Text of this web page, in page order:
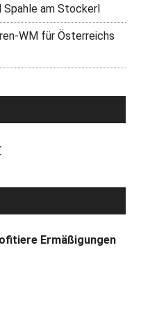
Spahle am Stockerl
WM für Österreichs
Ermäßigungen